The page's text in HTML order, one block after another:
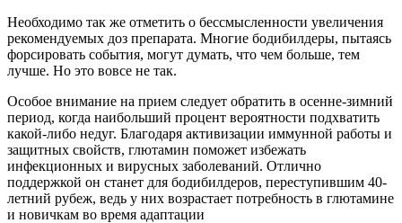
Необходимо так же отметить о бессмысленности увеличения
рекомендуемых доз препарата. Многие бодибилдеры, пытаясь
форсировать события, могут думать, что чем больше, тем
лучше. Но это вовсе не так.
Особое внимание на прием следует обратить в осенне-зимний
период, когда наибольший процент вероятности подхватить
какой-либо недуг. Благодаря активизации иммунной работы и
защитных свойств, глютамин поможет избежать
инфекционных и вирусных заболеваний. Отлично
поддержкой он станет для бодибилдеров, переступившим 40-
летний рубеж, ведь у них возрастает потребность в глютамине
и новичкам во время адаптации